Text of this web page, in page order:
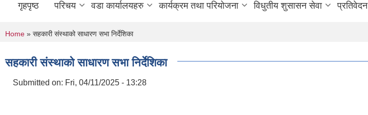
गृहपृष्ठ परिचय वडा कार्यालयहरु कार्यक्रम तथा परियोजना विधुतीय शुसासन सेवा प्रतिवेदन
You are here
Home » सहकारी संस्थाको साधारण सभा निर्देशिका
सहकारी संस्थाको साधारण सभा निर्देशिका
Submitted on: Fri, 04/11/2025 - 13:28